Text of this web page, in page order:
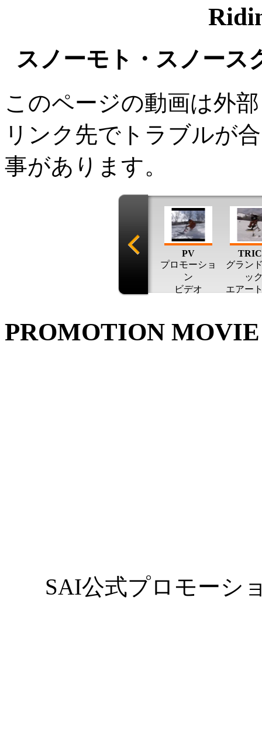
スノーモト・スノース
このページの動画は外
リンク先でトラブルが
事があります。
PV
プロモーショ
ン
ビデオ
グラン
ッ
エアー
PROMOTION MOVIE
SAI公式プロモーシ